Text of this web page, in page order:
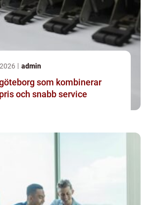
admin
som kombinerar
och snabb service